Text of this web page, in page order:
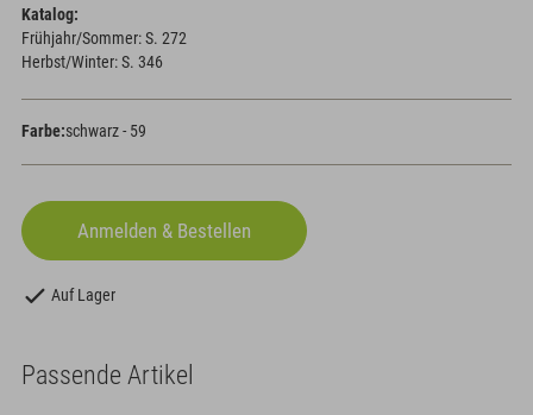
Katalog:
Frühjahr/Sommer: S. 272
Herbst/Winter: S. 346
Farbe:schwarz - 59
Auf Lager
Passende Artikel